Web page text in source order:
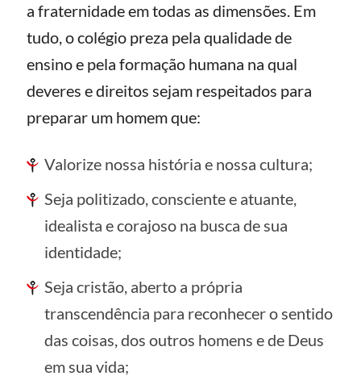
a fraternidade em todas as dimensões. Em
tudo, o colégio preza pela qualidade de
ensino e pela formação humana na qual
deveres e direitos sejam respeitados para
preparar um homem que:
Valorize nossa história e nossa cultura;
Seja politizado, consciente e atuante,
idealista e corajoso na busca de sua
identidade;
Seja cristão, aberto a própria
transcendência para reconhecer o sentido
das coisas, dos outros homens e de Deus
em sua vida;